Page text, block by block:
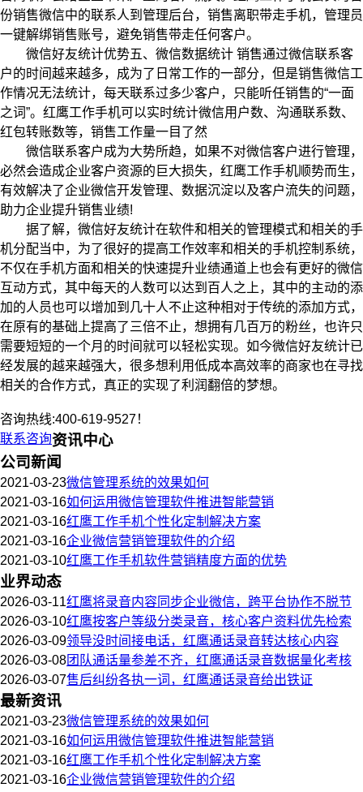
份销售微信中的联系人到管理后台，销售离职带走手机，管理员
一键解绑销售账号，避免销售带走任何客户。
微信好友统计优势五、微信数据统计 销售通过微信联系客
户的时间越来越多，成为了日常工作的一部分，但是销售微信工
作情况无法统计，每天联系过多少客户，只能听任销售的“一面
之词”。红鹰工作手机可以实时统计微信用户数、沟通联系数、
红包转账数等，销售工作量一目了然
微信联系客户成为大势所趋，如果不对微信客户进行管理，
必然会造成企业客户资源的巨大损失，红鹰工作手机顺势而生，
有效解决了企业微信开发管理、数据沉淀以及客户流失的问题，
助力企业提升销售业绩!
据了解，微信好友统计在软件和相关的管理模式和相关的手
机分配当中，为了很好的提高工作效率和相关的手机控制系统，
不仅在手机方面和相关的快速提升业绩通道上也会有更好的微信
互动方式，其中每天的人数可以达到百人之上，其中的主动的添
加的人员也可以增加到几十人不止这种相对于传统的添加方式，
在原有的基础上提高了三倍不止，想拥有几百万的粉丝，也许只
需要短短的一个月的时间就可以轻松实现。如今微信好友统计已
经发展的越来越强大，很多想利用低成本高效率的商家也在寻找
相关的合作方式，真正的实现了利润翻倍的梦想。
咨询热线:400-619-9527！
联系咨询资讯中心
公司新闻
2021-03-23微信管理系统的效果如何
2021-03-16如何运用微信管理软件推进智能营销
2021-03-16红鹰工作手机个性化定制解决方案
2021-03-16企业微信营销管理软件的介绍
2021-03-10红鹰工作手机软件营销精度方面的优势
业界动态
2026-03-11红鹰将录音内容同步企业微信，跨平台协作不脱节
2026-03-10红鹰按客户等级分类录音，核心客户资料优先检索
2026-03-09领导没时间接电话，红鹰通话录音转达核心内容
2026-03-08团队通话量参差不齐，红鹰通话录音数据量化考核
2026-03-07售后纠纷各执一词，红鹰通话录音给出铁证
最新资讯
2021-03-23微信管理系统的效果如何
2021-03-16如何运用微信管理软件推进智能营销
2021-03-16红鹰工作手机个性化定制解决方案
2021-03-16企业微信营销管理软件的介绍